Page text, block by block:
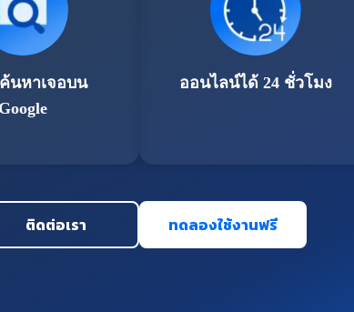
นหาเจอบน
Google
ออนไลน์ได้ 24 ชั่วโมง
ติดต่อเรา ทดลองใช้งานฟรี